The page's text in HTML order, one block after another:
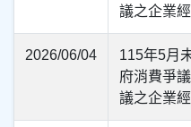
議之企業
2026/06/04
115年5月
府消費爭
議之企業